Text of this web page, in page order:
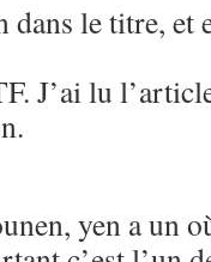
le titre, et
J’ai lu
yen a un